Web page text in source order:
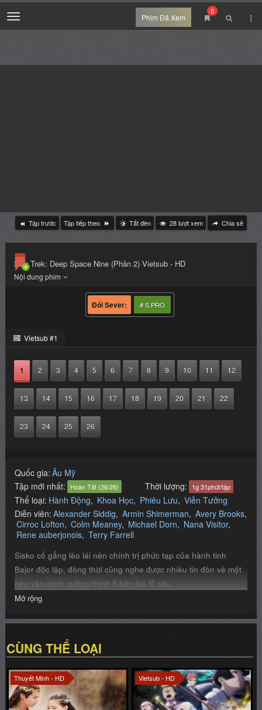
Menu
0
Phim Đã Xem
Tập trước Tập tiếp theo Tắt đèn 28lượt xem Chia sẻ
Star Trek: Deep Space Nine (Phần 2) Vietsub - HD
# S.PRO
Vietsub #1
1 2 3 4 5 6 7 8 9 10 11 12
13 14 15 16 17 18 19 20 21 22
23 24 25 26
Quốc gia: Âu Mỹ
Tập mới nhất:
Hoàn Tất (26/26) Thời lượng: 1g 31phút/tập
Thể loại: Hành Động, Khoa Học, Phiêu Lưu, Viễn Tưởng
Diễn viên: Alexander Siddig Armin Shimerman Avery Brooks
Cirroc Lofton Colm Meaney Michael Dorn
Nana Visitor
Rene auberjonois Terry Farrell
Sisko cố gắng lèo lái nền chính trị phức tạp của hành tinh
Bajor độc lập, đồng thời cũng nghe được nhiều tin đồn về một
nền văn minh cường thịnh ở bên kia lỗ sâu.
Mở rộng
CÙNG THỂ LOẠI
Thuyết Minh - HD Vietsub - HD